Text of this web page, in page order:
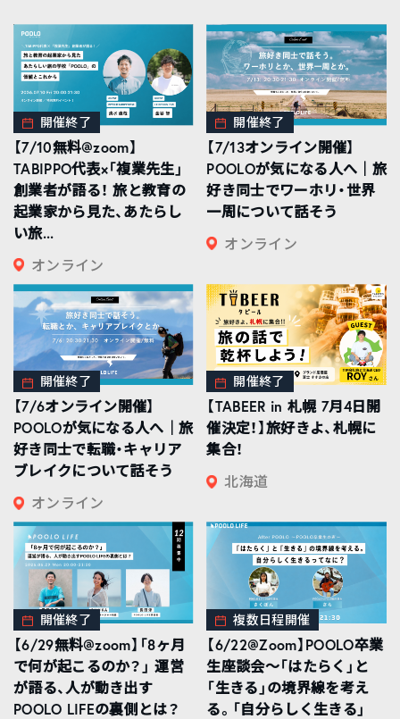
開催終了
【7/10無料@zoom】
TABIPPO代表×「複業先生」
創業者が語る！ 旅と教育の
起業家から見た、あたらし
い旅...
オンライン
開催終了
【7/13オンライン開催】
POOLOが気になる人へ｜旅
好き同士でワーホリ・世界
一周について話そう
オンライン
開催終了
【7/6オンライン開催】
POOLOが気になる人へ｜旅
好き同士で転職・キャリア
ブレイクについて話そう
オンライン
開催終了
【TABEER in 札幌 7月4日開
催決定！】旅好きよ、札幌に
集合！
北海道
開催終了
【6/29無料@zoom】「8ヶ月
で何が起こるのか？」 運営
が語る、人が動き出す
POOLO LIFEの裏側とは？
複数日程開催
【6/22@Zoom】POOLO卒業
生座談会〜「はたらく」と
「生きる」の境界線を考え
る。「自分らしく生きる」